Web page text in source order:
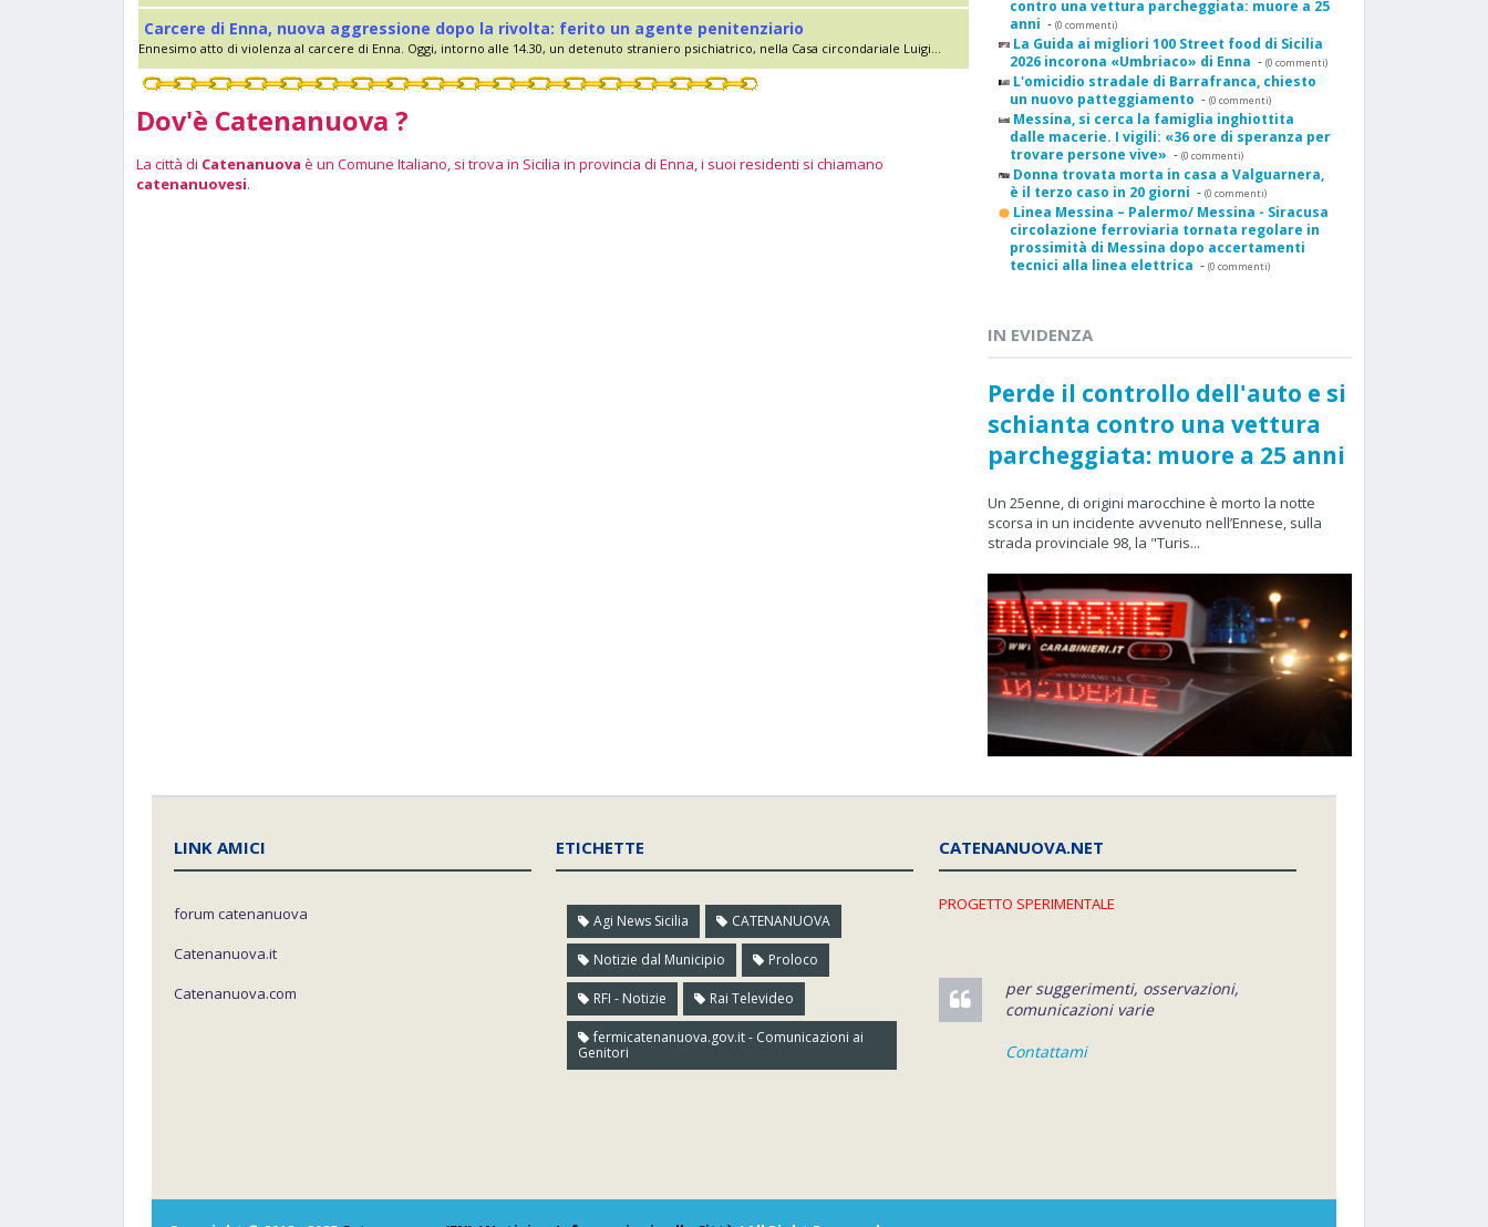
Carcere di Enna, nuova aggressione dopo la rivolta: ferito un agente penitenziario
Ennesimo atto di violenza al carcere di Enna. Oggi, intorno alle 14.30, un detenuto straniero psichiatrico, nella Casa circondariale Luigi...
Dov'è Catenanuova ?
La città di Catenanuova è un Comune Italiano, si trova in Sicilia in provincia di Enna, i suoi residenti si chiamano
catenanuovesi.
contro una vettura parcheggiata: muore a 25
anni - (0 commenti)
La Guida ai migliori 100 Street food di Sicilia
2026 incorona «Umbriaco» di Enna - (0 commenti)
L'omicidio stradale di Barrafranca, chiesto
un nuovo patteggiamento - (0 commenti)
Messina, si cerca la famiglia inghiottita
dalle macerie. I vigili: «36 ore di speranza per
trovare persone vive» - (0 commenti)
Donna trovata morta in casa a Valguarnera,
è il terzo caso in 20 giorni - (0 commenti)
Linea Messina – Palermo/ Messina - Siracusa
circolazione ferroviaria tornata regolare in
prossimità di Messina dopo accertamenti
tecnici alla linea elettrica - (0 commenti)
IN EVIDENZA
Perde il controllo dell'auto e si
schianta contro una vettura
parcheggiata: muore a 25 anni
Un 25enne, di origini marocchine è morto la notte
scorsa in un incidente avvenuto nell’Ennese, sulla
strada provinciale 98, la "Turis...
LINK AMICI
forum catenanuova
Catenanuova.it
Catenanuova.com
ETICHETTE
Agi News Sicilia CATENANUOVA
Notizie dal Municipio Proloco
RFI - Notizie Rai Televideo
fermicatenanuova.gov.it - Comunicazioni ai
Genitori
CATENANUOVA.NET
PROGETTO SPERIMENTALE
per suggerimenti, osservazioni,
comunicazioni varie
Contattami